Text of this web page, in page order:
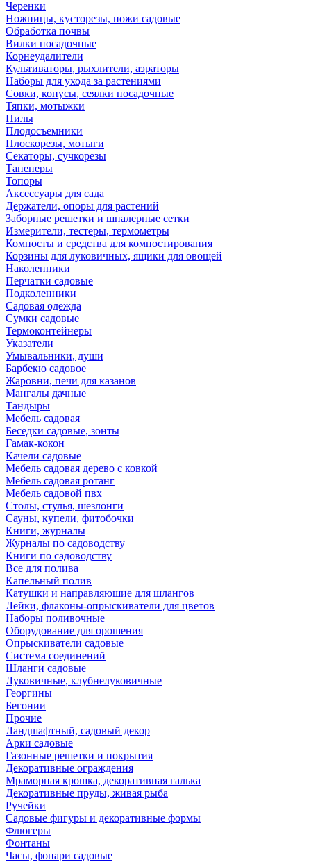
Черенки
Ножницы, кусторезы, ножи садовые
Обработка почвы
Вилки посадочные
Корнеудалители
Культиваторы, рыхлители, аэраторы
Наборы для ухода за растениями
Совки, конусы, сеялки посадочные
Тяпки, мотыжки
Пилы
Плодосъемники
Плоскорезы, мотыги
Секаторы, сучкорезы
Тапенеры
Топоры
Аксессуары для сада
Держатели, опоры для растений
Заборные решетки и шпалерные сетки
Измерители, тестеры, термометры
Компосты и средства для компостирования
Корзины для луковичных, ящики для овощей
Наколенники
Перчатки садовые
Подколенники
Садовая одежда
Сумки садовые
Термоконтейнеры
Указатели
Умывальники, души
Барбекю садовое
Жаровни, печи для казанов
Мангалы дачные
Тандыры
Мебель садовая
Беседки садовые, зонты
Гамак-кокон
Качели садовые
Мебель садовая дерево с ковкой
Мебель садовая ротанг
Мебель садовой пвх
Столы, стулья, шезлонги
Сауны, купели, фитобочки
Книги, журналы
Журналы по садоводству
Книги по садоводству
Все для полива
Капельный полив
Катушки и направляюшие для шлангов
Лейки, флаконы-опрыскиватели для цветов
Наборы поливочные
Оборудование для орошения
Опрыскиватели садовые
Система соединений
Шланги садовые
Луковичные, клубнелуковичные
Георгины
Бегонии
Прочие
Ландшафтный, садовый декор
Арки садовые
Газонные решетки и покрытия
Декоративные ограждения
Мраморная крошка, декоративная галька
Декоративные пруды, живая рыба
Ручейки
Садовые фигуры и декоративные формы
Флюгеры
Фонтаны
Часы, фонари садовые